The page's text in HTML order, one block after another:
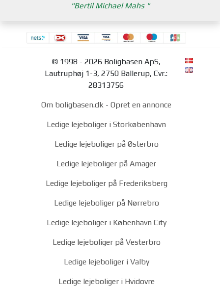
Bertil Michael Mahs
© 1998 - 2026 Boligbasen ApS,
Lautruphøj 1-3, 2750 Ballerup, Cvr.:
28313756
Om boligbasen.dk - Opret en annonce
Ledige lejeboliger i Storkøbenhavn
Ledige lejeboliger på Østerbro
Ledige lejeboliger på Amager
Ledige lejeboliger på Frederiksberg
Ledige lejeboliger på Nørrebro
Ledige lejeboliger i København City
Ledige lejeboliger på Vesterbro
Ledige lejeboliger i Valby
Ledige lejeboliger i Hvidovre